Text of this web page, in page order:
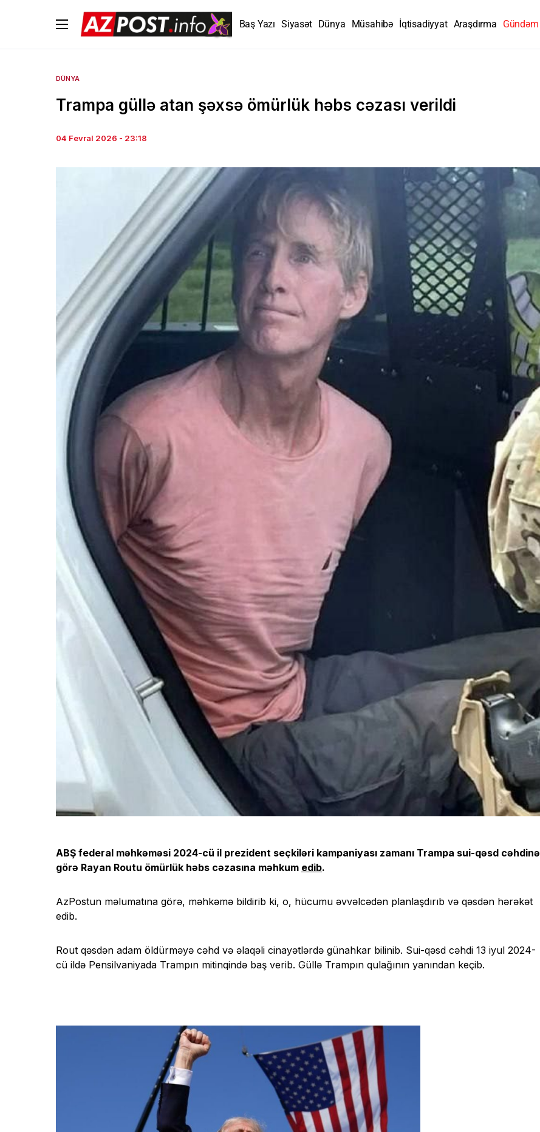
Baş Yazı Siyasət Dünya Müsahibə İqtisadiyyat Araşdırma Gündəm
DÜNYA
Trampa güllə atan şəxsə ömürlük həbs cəzası verildi
04 Fevral 2026 - 23:18
ABŞ federal məhkəməsi 2024-cü il prezident seçkiləri kampaniyası zamanı Trampa sui-qəsd cəhdinə
görə Rayan Routu ömürlük həbs cəzasına məhkum edib.
AzPostun məlumatına görə, məhkəmə bildirib ki, o, hücumu əvvəlcədən planlaşdırıb və qəsdən hərəkət
edib.
Rout qəsdən adam öldürməyə cəhd və əlaqəli cinayətlərdə günahkar bilinib. Sui-qəsd cəhdi 13 iyul 2024-
cü ildə Pensilvaniyada Trampın mitinqində baş verib. Güllə Trampın qulağının yanından keçib.